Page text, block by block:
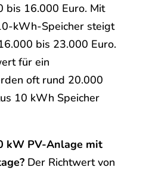
bis 16.000 Euro. Mit
kWh-Speicher steigt
bis 23.000 Euro.
für ein
oft rund 20.000
10 kWh Speicher
kW PV-Anlage mit
Der Richtwert von